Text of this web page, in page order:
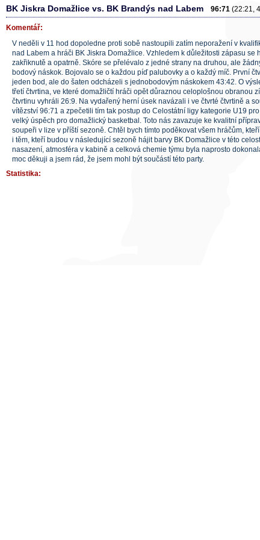
BK Jiskra Domažlice vs. BK Brandýs nad Labem 96:71 (22:21,
Komentář:
V neděli v 11 hod dopoledne proti sobě nastoupili zatím neporažení v
nad Labem a hráči BK Jiskra Domažlice. Vzhledem k důležitosti zápasu se
zakřiknutě a opatrně. Skóre se přelévalo z jedné strany na druhou, ale
bodový náskok. Bojovalo se o každou píď palubovky a o každý míč. První
jeden bod, ale do šaten odcházeli s jednobodovým náskokem 43:42. O
třetí čtvrtina, ve které domažličtí hráči opět důraznou celoplošnou obranou
čtvrtinu vyhráli 26:9. Na vydařený herní úsek navázali i ve čtvrté čtvrtině a
vítězství 96:71 a zpečetili tím tak postup do Celostátní ligy kategorie U19
velký úspěch pro domažlický basketbal. Toto nás zavazuje ke kvalitní
soupeři v lize v příští sezoně. Chtěl bych tímto poděkovat všem hráčům,
i těm, kteří budou v následující sezoně hájit barvy BK Domažlice v této
nasazení, atmosféra v kabině a celková chemie týmu byla naprosto
moc děkuji a jsem rád, že jsem mohl být součástí této party.
Statistika: